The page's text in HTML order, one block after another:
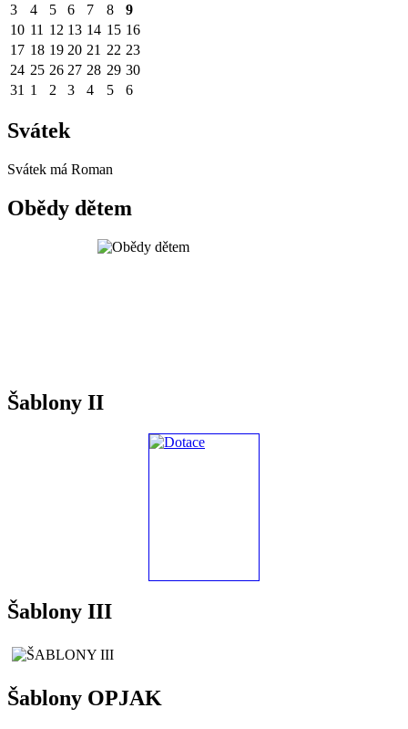
3
4 5 6 7 8
9
10 11 12 13 14 15 16
17 18 19 20 21 22 23
24 25 26 27 28 29 30
31 1 2 3 4 5 6
Svátek
Svátek má Roman
Obědy dětem
Šablony II
Šablony III
Šablony OPJAK